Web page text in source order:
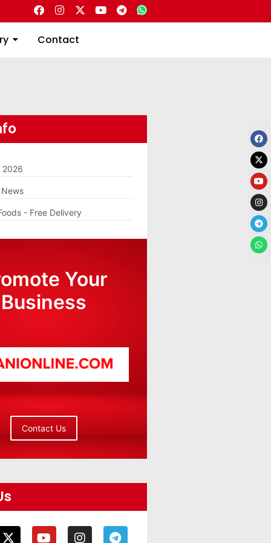
Contact
Contact
2026
- Free Delivery
Your
Business
Contact Us